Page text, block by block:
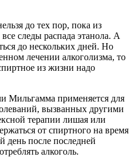
до тех пор, пока из
следы распада этанола. А
до нескольких дней. Но
лечении алкоголизма, то
из жизни надо
Мильгамма применяется для
вызванных другими
терапии лишая или
от спиртного на время
день после последней
алкоголь.